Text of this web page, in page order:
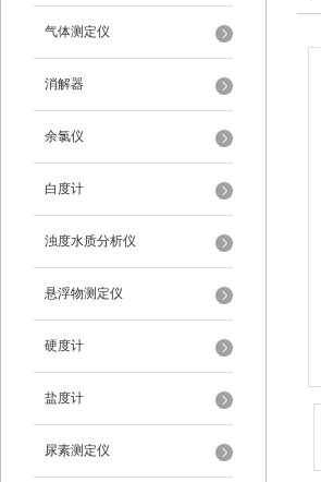
气体测定仪
消解器
余氯仪
白度计
浊度水质分析仪
悬浮物测定仪
硬度计
盐度计
尿素测定仪